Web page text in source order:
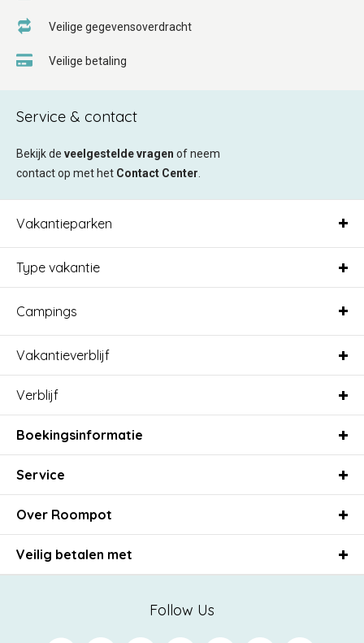
Veilige gegevensoverdracht
Veilige betaling
Vakantieparken
Type vakantie
Campings
Vakantieverblijf
Verblijf
Service & contact
Bekijk de veelgestelde vragen of neem
contact op met het Contact Center
Follow Us
Boekingsinformatie
Service
Over Roompot
Veilig betalen met